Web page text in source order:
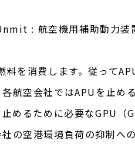
: 航空機用補助動力装
を消費します。従って
航空会社ではAPUを止め
止めるために必要なGPU
の空港環境負荷の抑制へ